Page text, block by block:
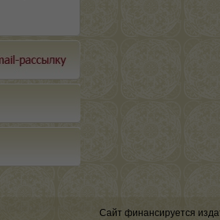
Сайт финансируется